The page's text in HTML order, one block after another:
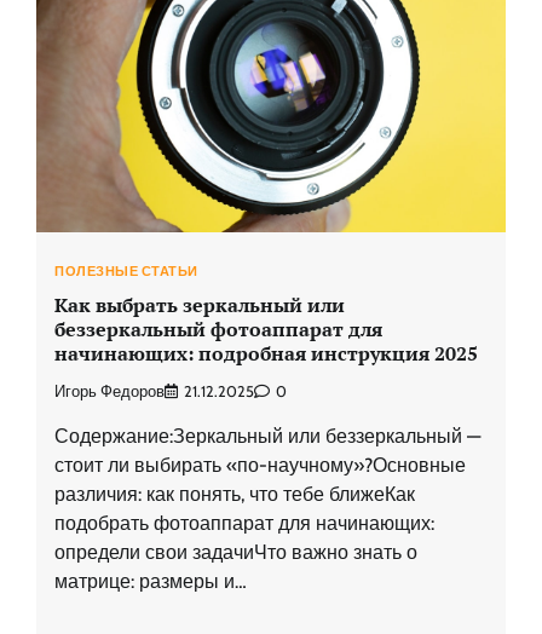
ПОЛЕЗНЫЕ СТАТЬИ
Как выбрать зеркальный или
беззеркальный фотоаппарат для
начинающих: подробная инструкция 2025
Игорь Федоров 21.12.2025 0
Содержание:Зеркальный или беззеркальный —
стоит ли выбирать «по-научному»?Основные
различия: как понять, что тебе ближеКак
подобрать фотоаппарат для начинающих:
определи свои задачиЧто важно знать о
матрице: размеры и…